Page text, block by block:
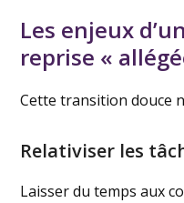
Les enjeux
reprise «
Cette transition douce
Relativiser les
Laisser du temps aux